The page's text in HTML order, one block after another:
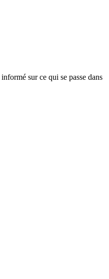
sur ce qui se passe dans